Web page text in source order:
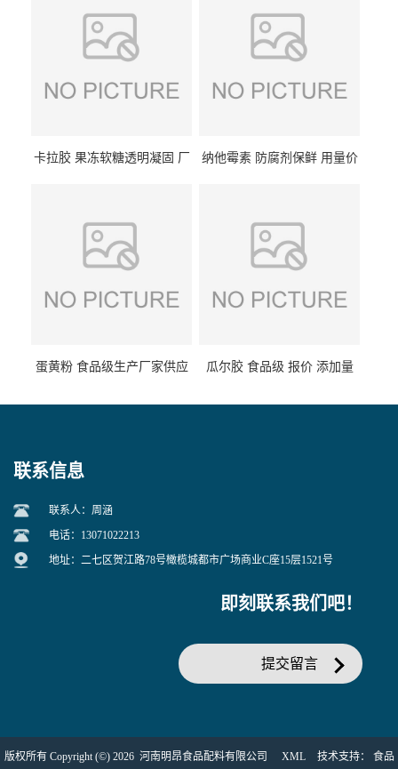
卡拉胶 果冻软糖透明凝固 厂
纳他霉素 防腐剂保鲜 用量价
蛋黄粉 食品级生产厂家供应 瓜尔胶 食品级 报价 添加量
联系信息
联系人：周涵
电话：13071022213
地址：二七区贺江路78号橄榄城都市广场商业C座15层1521号
即刻联系我们吧！
提交留言
版权所有 Copyright (©) 2026 河南明昂食品配料有限公司 XML 技术支持： 食品